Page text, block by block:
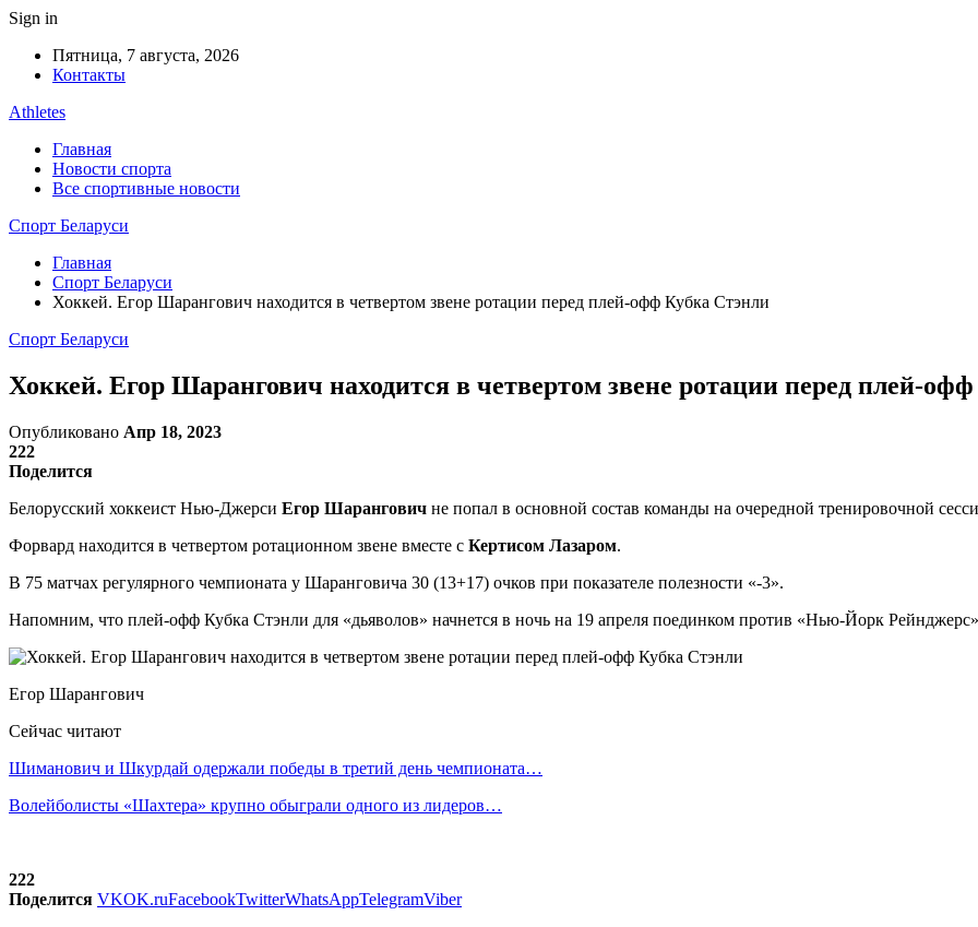
Sign in
Пятница, 7 августа, 2026
Контакты
Athletes
Главная
Новости спорта
Все спортивные новости
Спорт Беларуси
Главная
Спорт Беларуси
Хоккей. Егор Шарангович находится в четвертом звене ротации перед плей-офф Кубка Стэнли
Спорт Беларуси
Хоккей. Егор Шарангович находится в четвертом звене ротации перед плей-
Опубликовано Апр 18, 2023
222
Поделится
Белорусский хоккеист Нью-Джерси Егор Шарангович не попал в основной состав команды на очередной тренировочной
Форвард находится в четвертом ротационном звене вместе с Кертисом Лазаром.
В 75 матчах регулярного чемпионата у Шаранговича 30 (13+17) очков при показателе полезности «-3».
Напомним, что плей-офф Кубка Стэнли для «дьяволов» начнется в ночь на 19 апреля поединком против «Нью-Йорк
Егор Шарангович
Сейчас читают
Шиманович и Шкурдай одержали победы в третий день чемпионата…
Волейболисты «Шахтера» крупно обыграли одного из лидеров…
222
Поделится VKOK.ruFacebookTwitterWhatsAppTelegramViber